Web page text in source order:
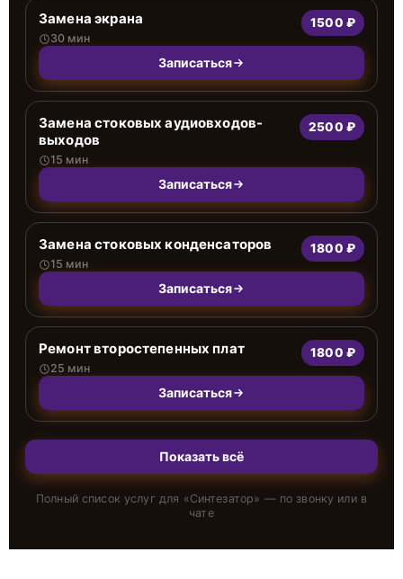
Замена экрана
30 мин
1500 ₽
Записаться
Замена стоковых аудиовходов-
выходов
15 мин
2500 ₽
Записаться
Замена стоковых конденсаторов
15 мин
1800 ₽
Записаться
Ремонт второстепенных плат
25 мин
1800 ₽
Записаться
Показать всё
Полный список услуг для «Синтезатор» — по звонку или в
чате